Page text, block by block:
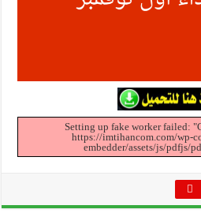
Setting up fake worker failed:
https://imtihancom.com/wp-
embedder/assets/js/pdfjs/